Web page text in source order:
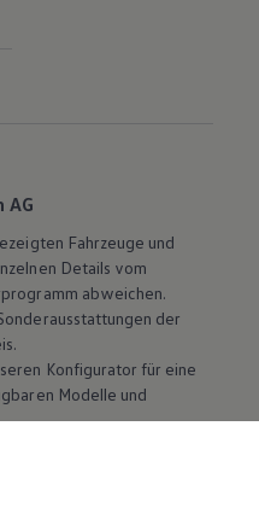
AG
Fahrzeuge und
Details vom
abweichen.
der
Konfigurator für eine
Modelle und